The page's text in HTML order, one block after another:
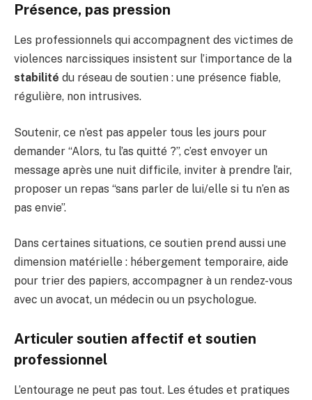
Présence, pas pression
Les professionnels qui accompagnent des victimes de
violences narcissiques insistent sur l’importance de la
stabilité du réseau de soutien : une présence fiable,
régulière, non intrusives.
Soutenir, ce n’est pas appeler tous les jours pour
demander “Alors, tu l’as quitté ?”, c’est envoyer un
message après une nuit difficile, inviter à prendre l’air,
proposer un repas “sans parler de lui/elle si tu n’en as
pas envie”.
Dans certaines situations, ce soutien prend aussi une
dimension matérielle : hébergement temporaire, aide
pour trier des papiers, accompagner à un rendez-vous
avec un avocat, un médecin ou un psychologue.
Articuler soutien affectif et soutien
professionnel
L’entourage ne peut pas tout. Les études et pratiques